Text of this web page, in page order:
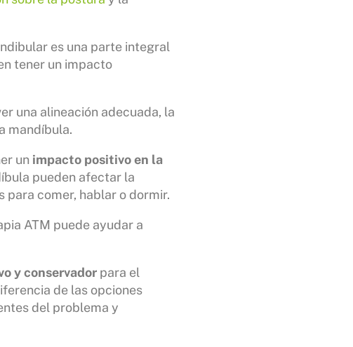
es una parte integral
tener un impacto
una alineación adecuada, la
mandíbula.
un impacto positivo en la
pueden afectar la
para comer, hablar o dormir.
ATM puede ayudar a
y conservadorpara el
de las opciones
del problema y